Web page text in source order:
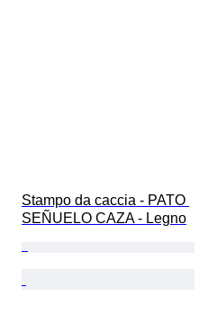
Stampo da caccia - PATO
SEÑUELO CAZA - Legno